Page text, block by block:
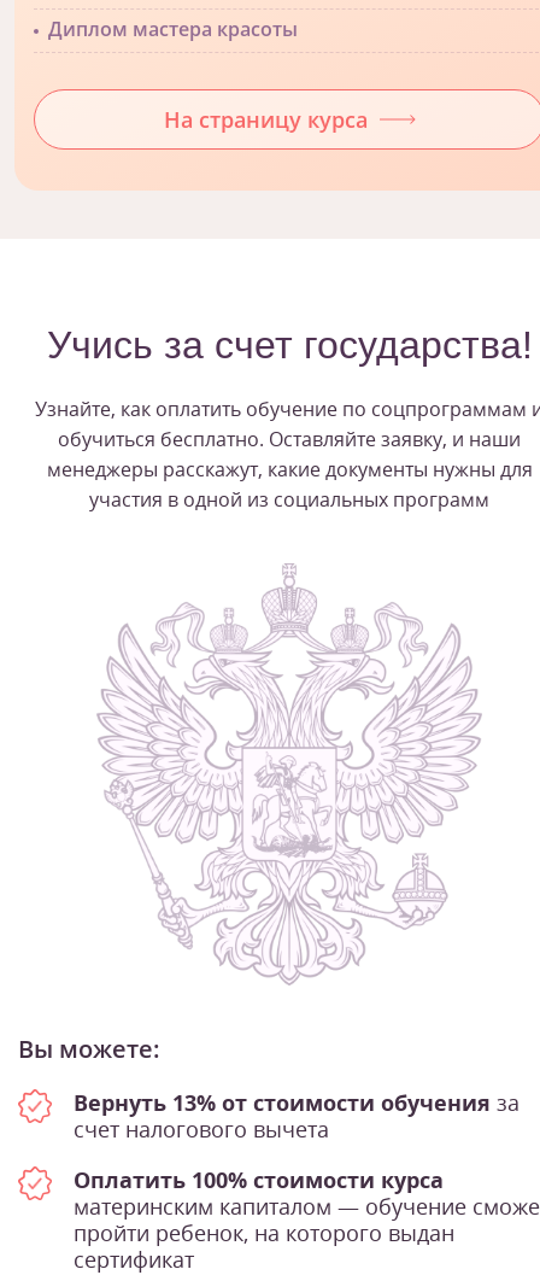
Диплом мастера красоты
На страницу курса
Учись за счет государства!
Узнайте, как оплатить обучение по соцпрограммам
обучиться бесплатно. Оставляйте заявку, и наши
менеджеры расскажут, какие документы нужны для
участия в одной из социальных программ
Вы можете:
Вернуть 13% от стоимости обучения за
счет налогового вычета
Оплатить 100% стоимости курса
материнским капиталом — обучение
пройти ребенок, на которого выдан
сертификат